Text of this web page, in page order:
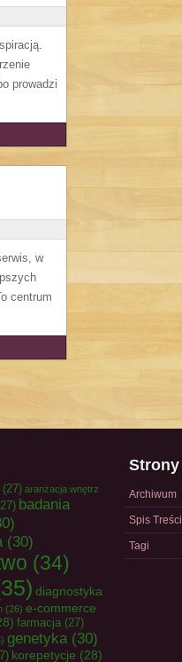
prowadzi
w
centrum
(27) aranżacja wnętrz
badania
(30)
(34)
diagnostyka
(26) e-commerce
farmacja (27)
genetyka(30)
korepetycje (28)
Strony
Archiwum
Spis Treści
Tagi